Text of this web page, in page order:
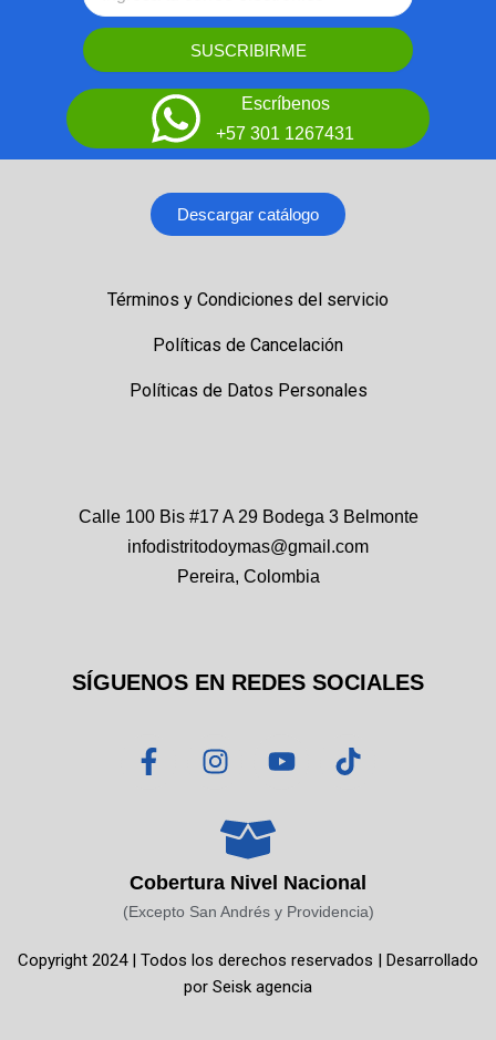
SUSCRIBIRME
Escríbenos
+57 301 1267431
Descargar catálogo
Términos y Condiciones del servicio
Políticas de Cancelación
Políticas de Datos Personales
Calle 100 Bis #17 A 29 Bodega 3 Belmonte
infodistritodoymas@gmail.com
Pereira, Colombia
SÍGUENOS EN REDES SOCIALES
F
a
o
o
-
I
n
t
a
g
r
m
Y
o
b
e
T
i
k
Cobertura Nivel Nacional
(Excepto San Andrés y Providencia)
Copyright 2024 | Todos los derechos reservados | Desarrollado
por Seisk agencia